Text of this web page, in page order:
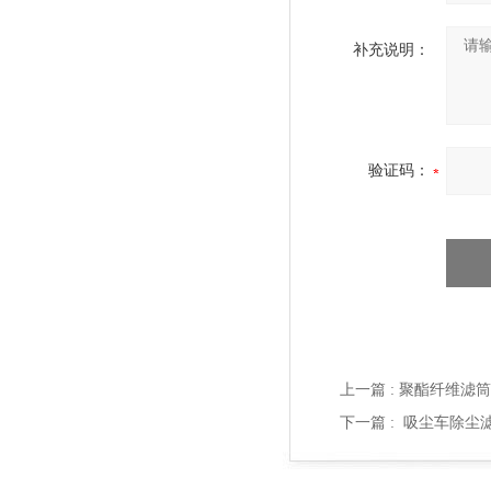
补充说明：
验证码：
上一篇 : 聚酯纤维滤
下一篇 : 吸尘车除尘